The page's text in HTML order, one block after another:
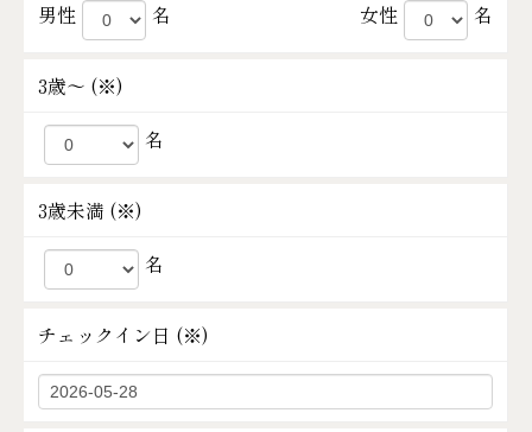
男性
名 女性 名
3歳～ (※)
名
3歳未満 (※)
名
チェックイン日 (※)